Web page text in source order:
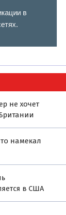
в
не хочет
намекал
в США